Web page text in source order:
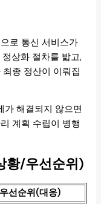
로 통신 서비스가
상화 절차를 밟고,
종 정산이 이뤄집
가 해결되지 않으면
계획 수립이 병행
황/우선순위)
우선순위(대응)